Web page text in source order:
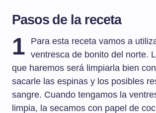
Pasos de la receta
1
Para esta receta vamos a
ventresca de bonito del norte.
que haremos será limpiarla bien
sacarle las espinas y los posibles
sangre. Cuando tengamos la
limpia, la secamos con papel de